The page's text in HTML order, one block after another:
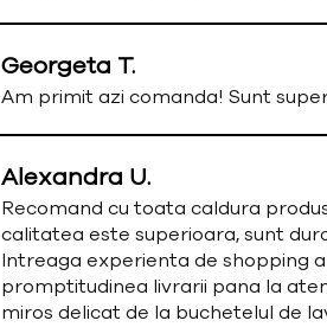
Georgeta T.
Am primit azi comanda! Sunt
Alexandra U.
Recomand cu toata caldura
calitatea este superioara, sunt
Intreaga experienta de shopping
promptitudinea livrarii pana la
miros delicat de la buchetelul de